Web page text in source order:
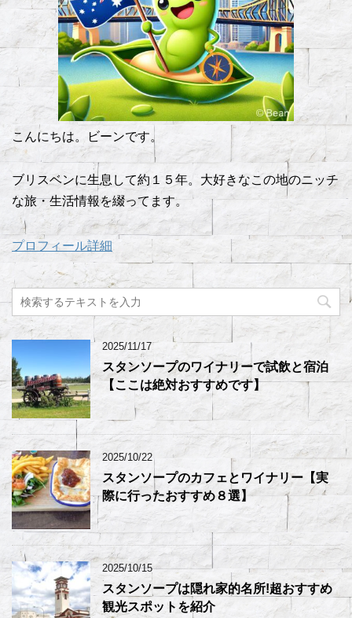
こんにちは。ビーンです。
ブリスベンに生息して約１５年。大好きなこの地のニッチ
な旅・生活情報を綴ってます。
プロフィール詳細
2025/11/17
スタンソープのワイナリーで試飲と宿泊
【ここは絶対おすすめです】
2025/10/22
スタンソープのカフェとワイナリー【実
際に行ったおすすめ８選】
2025/10/15
スタンソープは隠れ家的名所!超おすすめ
観光スポットを紹介